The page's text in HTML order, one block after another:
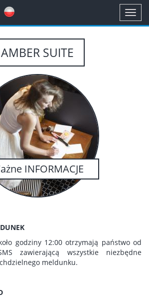
AMBER SUITE
INFORMACJE
godziny 12:00 otrzymają państwo od
zawierającą wszystkie niezbędne
meldunku.